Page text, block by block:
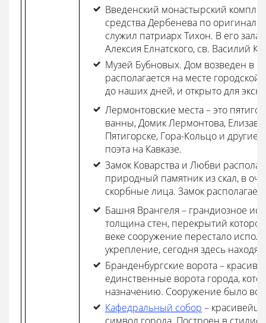
Введенский монастырский
средства Дербенева по
служил патриарх Тихон. В его
Алексия Елнатского, св. Василий
Музей Бубновых. Дом возведен в
располагается на месте
до наших дней, и открыто для
Лермонтовские места – это
ванны, Домик Лермонтова,
Пятигорске, Гора-Кольцо и другие
поэта на Кавказе.
Замок Коварства и Любви
природный памятник из скал, в
скорбные лица. Замок
Башня Врангеля – грандиозное
толщина стен, перекрытий
веке сооружение перестало
укрепление, сегодня здесь
Бранденбургские ворота –
единственные ворота города,
назначению. Сооружение было
Кафедральный собор –